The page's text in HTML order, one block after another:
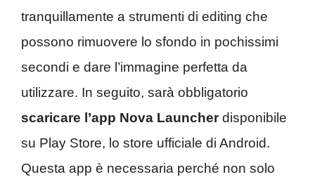
tranquillamente a strumenti di editing che
possono rimuovere lo sfondo in pochissimi
secondi e dare l’immagine perfetta da
utilizzare. In seguito, sarà obbligatorio
scaricare l’app Nova Launcherdisponibile
su Play Store, lo store ufficiale di Android.
Questa app è necessaria perché non solo